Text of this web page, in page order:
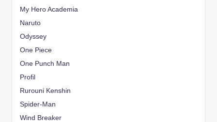
My Hero Academia
Naruto
Odyssey
One Piece
One Punch Man
Profil
Rurouni Kenshin
Spider-Man
Wind Breaker